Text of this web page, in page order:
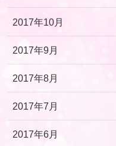
2017年10月
2017年9月
2017年8月
2017年7月
2017年6月